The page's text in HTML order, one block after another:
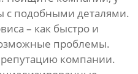
с подобными деталями.
– как быстро и
проблемы.
компании.